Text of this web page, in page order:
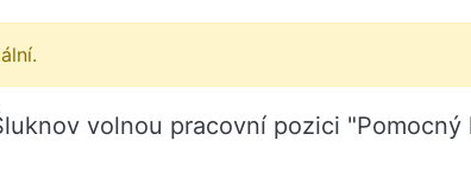
volnou pracovní pozici